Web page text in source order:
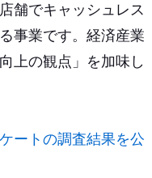
舗でキャッシュレス
事業です。経済産業
上の観点」を加味し
ートの調査結果を公